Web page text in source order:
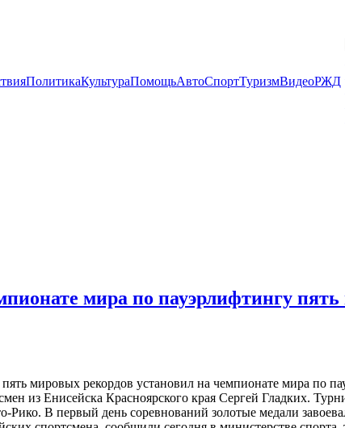
ПолитикаКультураПомощьАвтоСпортТуризмВидеоРЖД
мира по пауэрлифтингу
мировых рекордов установил на чемпионате мира по
из Енисейска Красноярского края Сергей Гладких.
Рико. В первый день соревнований золотые медали